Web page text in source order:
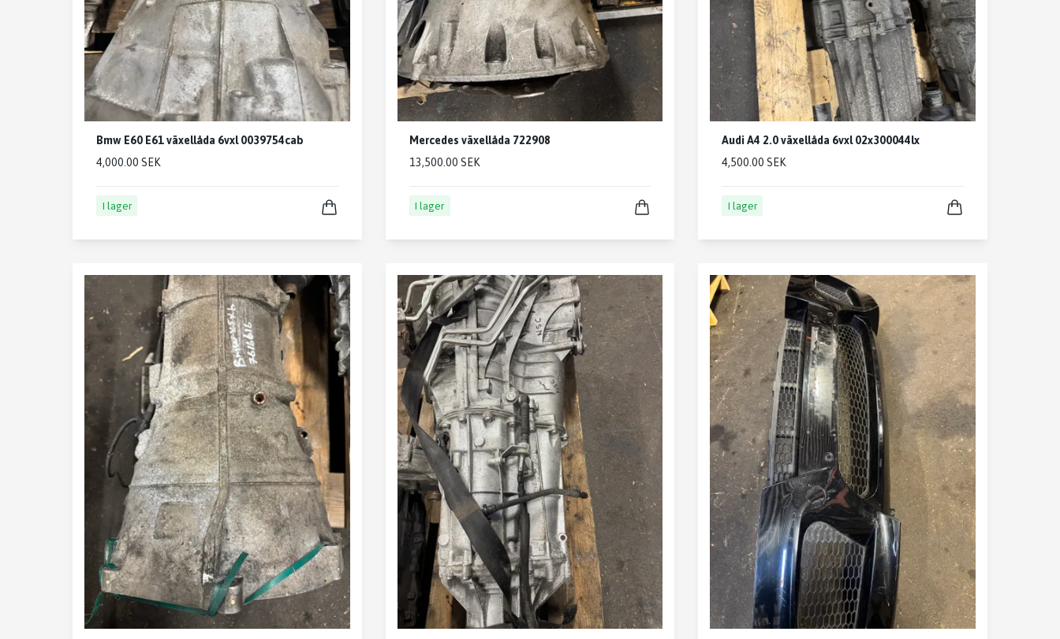
Bmw E60 E61 växellåda 6vxl 0039754cab
4,000.00 SEK
I lager
Mercedes växellåda 722908
13,500.00 SEK
I lager
Audi A4 2.0 växellåda 6vxl 02x300044lx
4,500.00 SEK
I lager